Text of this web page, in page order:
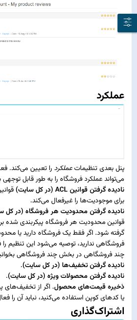
عملکرد
پنل بعدی تنظیماتعملکرد را تعیین می‌کند.
می‌تواند عملکرد فروشگاه را به طور قابل
نادیده گرفتن قوانین ACL (در کل سایت)
برای موجودیت‌ها را غیرفعال می‌کند.
نادیده گرفتن محدودیت هر فروشگاه (در کل
قوانین محدودیت هر فروشگاه پیکربندی شده
گرفته شود. اگر فقط یک فروشگاه دارید یا
فروشگاهی ندارید، توصیه می‌شود این تنظیم را
چند فروشگاهی در بخشچند فروشگاهی
نادیده گرفتن تخفیف‌ها (در کل سایت).
نادیده گرفتن محصولات ویژه (در کل سایت).
ذخیره قیمت‌های محصول. اگر از تخفیف‌های
یا کدهای کوپن استفاده می‌کنید، نباید آن را
اشتراک‌گذاری